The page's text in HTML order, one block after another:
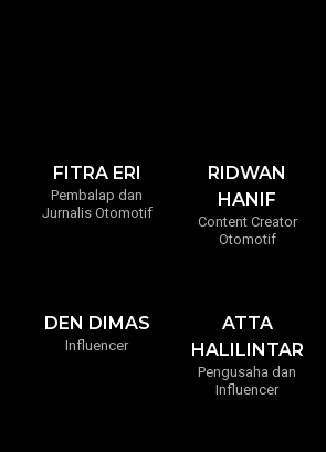
FITRA ERI
Pembalap dan
Jurnalis Otomotif
RIDWAN
HANIF
Content Creator
Otomotif
DEN DIMAS
Influencer
ATTA
HALILINTAR
Pengusaha dan
Influencer